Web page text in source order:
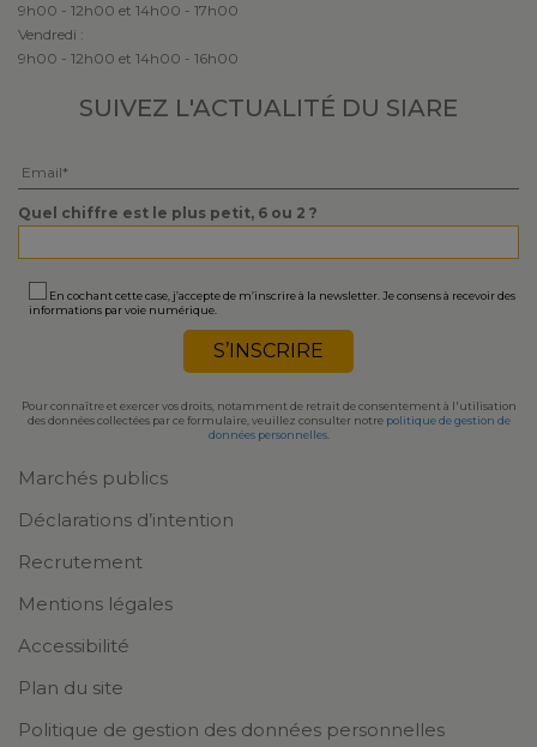
9h00 - 12h00 et 14h00 - 17h00
Vendredi :
9h00 - 12h00 et 14h00 - 16h00
SUIVEZ L'ACTUALITÉ DU SIARE
Quel chiffre est le plus petit, 6 ou 2 ?
En cochant cette case, j’accepte de m’inscrire à la newsletter. Je consens à recevoir des
informations par voie numérique.
Pour connaître et exercer vos droits, notamment de retrait de consentement à l'utilisation
des données collectées par ce formulaire, veuillez consulter notre politique de gestion de
données personnelles.
Marchés publics
Déclarations d’intention
Recrutement
Mentions légales
Accessibilité
Plan du site
Politique de gestion des données personnelles